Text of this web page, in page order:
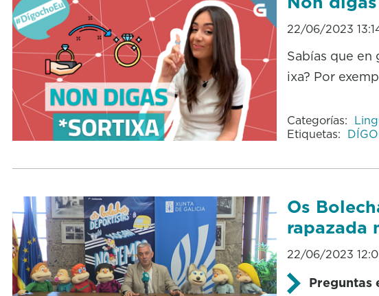
22/06/2023
Sabías que en
ixa? Por
Categorías:
Etiquetas:
Os
rapazada
22/06/2023
Preguntas